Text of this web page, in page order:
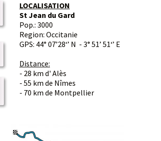
LOCALISATION
St Jean du Gard
Pop.: 3000
Region: Occitanie
GPS: 44° 07’28‘’ N - 3° 51’ 51‘’ E
Distance:
- 28 km d' Alès
- 55 km de Nîmes
- 70 km de Montpellier